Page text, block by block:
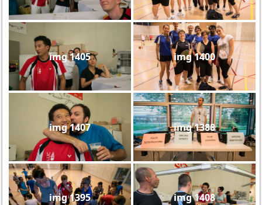
img 1405 img 1400
img 1407 img 1388
img 1395 img 1408